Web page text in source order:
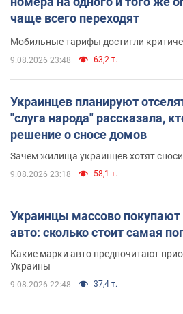
чаще всего переходят
Мобильные тарифы достигли
9.08.2026 23:48 63,2 т.
Украинцев планируют
"слуга народа" рассказала,
решение о сносе домов
Зачем жилища украинцев хотят
9.08.2026 23:18 58,1 т.
Украинцы массово
авто: сколько стоит самая
Какие марки авто предпочитают
Украины
9.08.2026 22:48 37,4 т.